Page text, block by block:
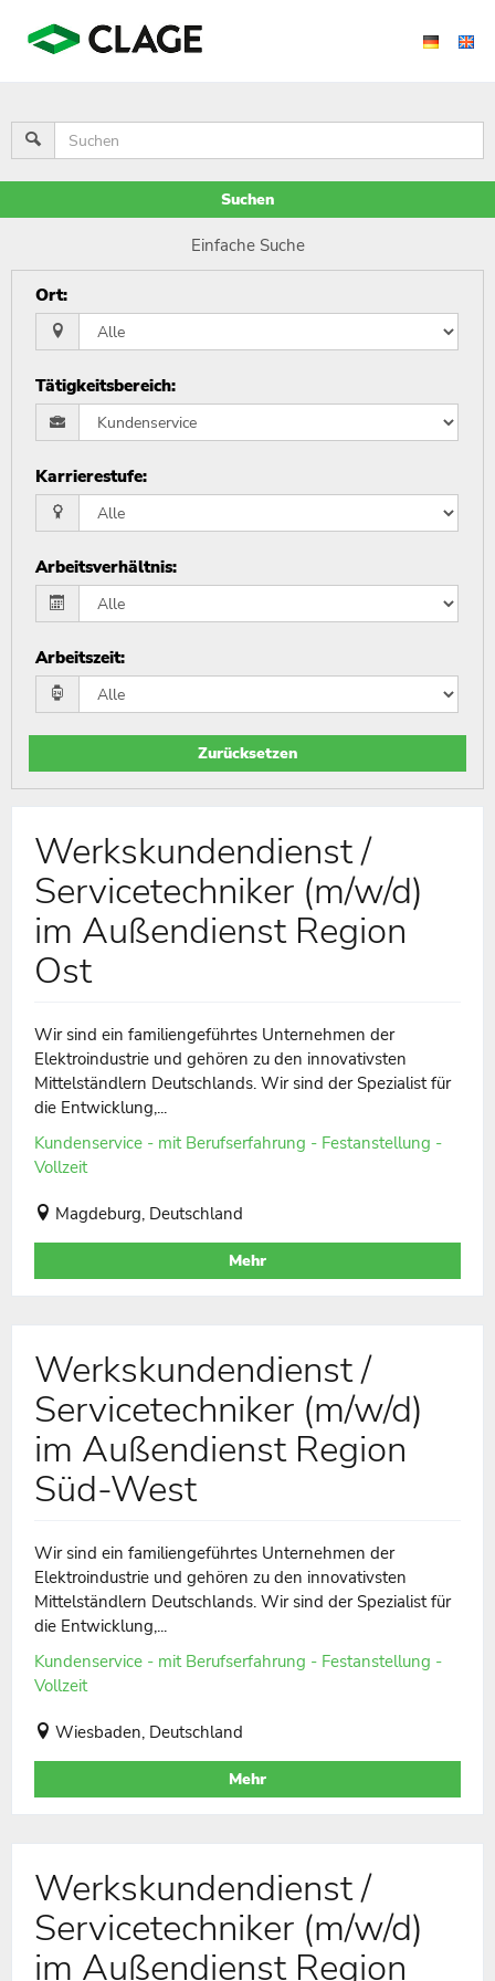
Suchen
Einfache Suche
Ort:
Tätigkeitsbereich:
Karrierestufe:
Arbeitsverhältnis:
Arbeitszeit:
Zurücksetzen
Werkskundendienst /
Servicetechniker (m/w/d)
im Außendienst Region
Ost
Wir sind ein familiengeführtes Unternehmen der
Elektroindustrie und gehören zu den innovativsten
Mittelständlern Deutschlands. Wir sind der Spezialist für
die Entwicklung,...
Kundenservice - mit Berufserfahrung - Festanstellung -
Vollzeit
Magdeburg, Deutschland
Mehr
Werkskundendienst /
Servicetechniker (m/w/d)
im Außendienst Region
Süd-West
Wir sind ein familiengeführtes Unternehmen der
Elektroindustrie und gehören zu den innovativsten
Mittelständlern Deutschlands. Wir sind der Spezialist für
die Entwicklung,...
Kundenservice - mit Berufserfahrung - Festanstellung -
Vollzeit
Wiesbaden, Deutschland
Mehr
Werkskundendienst /
Servicetechniker (m/w/d)
im Außendienst Region